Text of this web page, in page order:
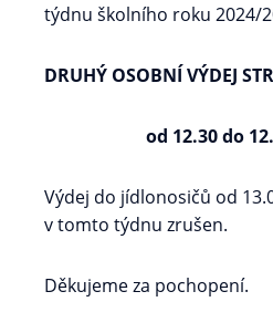
týdnu školního roku 2024/
DRUHÝ OSOBNÍ VÝDEJ
od 12.30 do
Výdej do jídlonosičů od
v tomto týdnu zrušen.
Děkujeme za pochopení.